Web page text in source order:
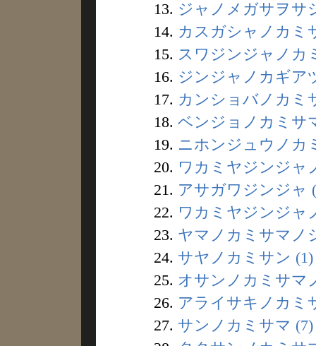
13. ジャノメガサヲサ
14. カスガシャノカミ
15. スワジンジャノカ
16. ジンジャノカギア
17. カンショバノカミ
18. ベンジョノカミサ
19. ニホンジュウノカ
20. ワカミヤジンジャ
21. アサガワジンジャ
22. ワカミヤジンジャ
23. ヤマノカミサマノ
24. サヤノカミサン (1)
25. オサンノカミサマ
26. アライサキノカミ
27. サンノカミサマ (7)